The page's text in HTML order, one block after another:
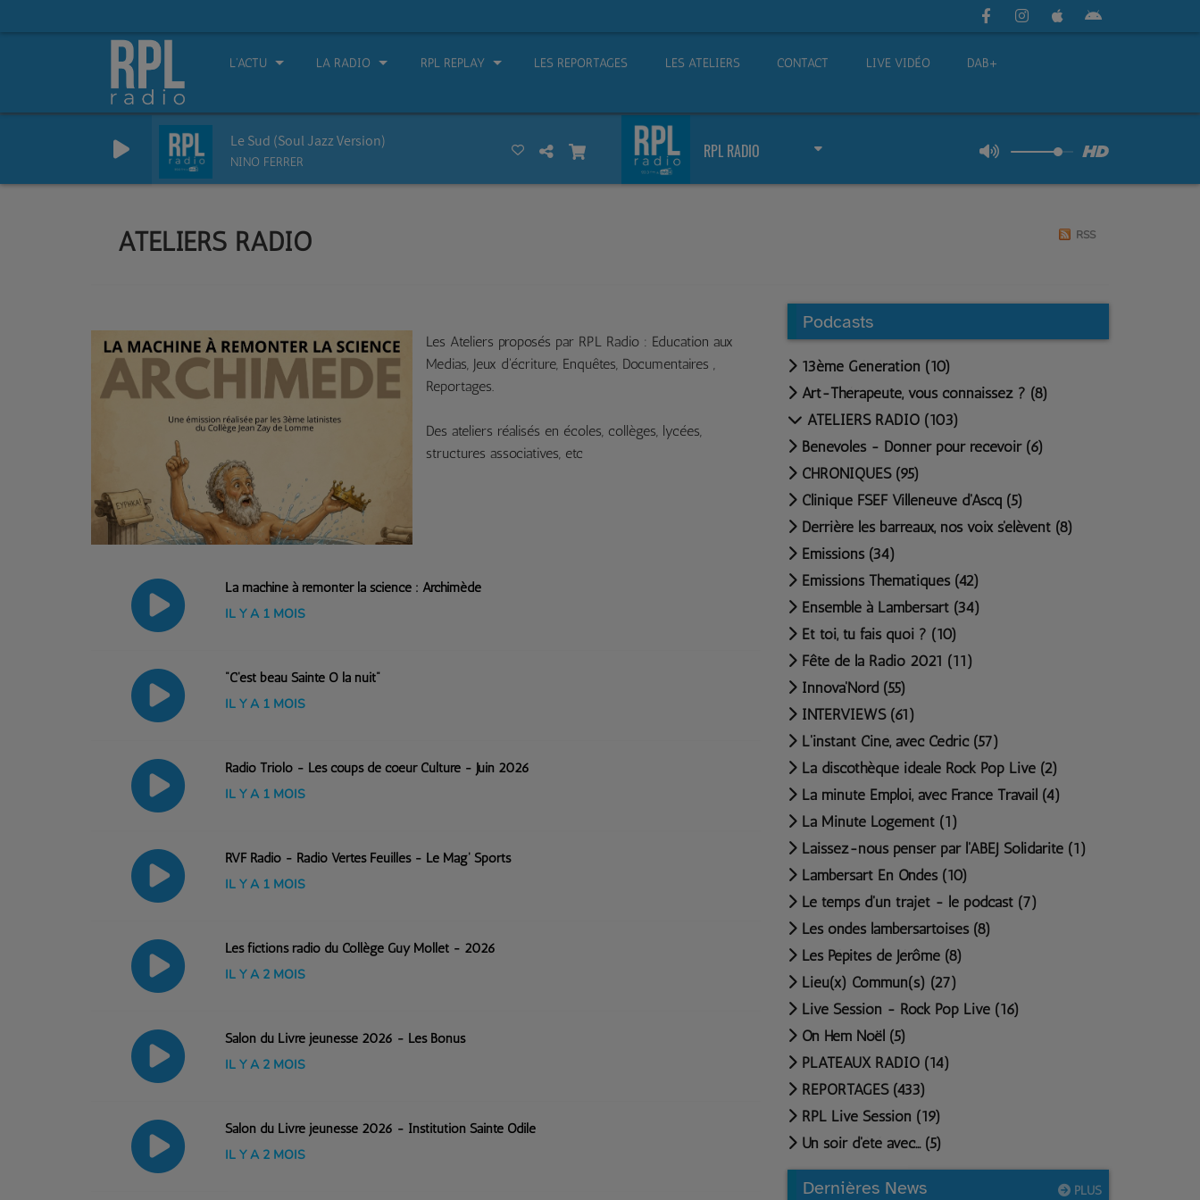
L'ACTU LA RADIO RPL REPLAY LES REPORTAGES LES ATELIERS CONTACT LIVE VIDÉO DAB+
Le Sud (Soul Jazz Version)
NINO FERRER RPL RADIO
ATELIERS RADIO RSS
Les Ateliers proposés par RPL Radio : Education aux
Medias, Jeux d'écriture, Enquêtes, Documentaires ,
Reportages.
Des ateliers réalisés en écoles, collèges, lycées,
structures associatives, etc
La machine à remonter la science : Archimède
IL Y A 1 MOIS
"C'est beau Sainte O la nuit"
IL Y A 1 MOIS
Radio Triolo - Les coups de coeur Culture - Juin 2026
IL Y A 1 MOIS
RVF Radio - Radio Vertes Feuilles - Le Mag' Sports
IL Y A 1 MOIS
Les fictions radio du Collège Guy Mollet - 2026
IL Y A 2 MOIS
Salon du Livre jeunesse 2026 - Les Bonus
IL Y A 2 MOIS
Salon du Livre jeunesse 2026 - Institution Sainte Odile
IL Y A 2 MOIS
Podcasts
13ème Génération (10)
Art-Thérapeute, vous connaissez ? (8)
ATELIERS RADIO (103)
Bénévoles - Donner pour recevoir (6)
CHRONIQUES (95)
Clinique FSEF Villeneuve d'Ascq (5)
Derrière les barreaux, nos voix s'élèvent (8)
Emissions (34)
Emissions Thématiques (42)
Ensemble à Lambersart (34)
Et toi, tu fais quoi ? (10)
Fête de la Radio 2021 (11)
Innova'Nord (55)
INTERVIEWS (61)
L'instant Ciné, avec Cédric (57)
La discothèque idéale Rock Pop Live (2)
La minute Emploi, avec France Travail (4)
La Minute Logement (1)
Laissez-nous penser par l'ABEJ Solidarité (1)
Lambersart En Ondes (10)
Le temps d'un trajet - le podcast (7)
Les ondes lambersartoises (8)
Les Pépites de Jérôme (8)
Lieu(x) Commun(s) (27)
Live Session - Rock Pop Live (16)
On Hem Noël (5)
PLATEAUX RADIO (14)
REPORTAGES (433)
RPL Live Session (19)
Un soir d'été avec... (5)
PLUS
Dernières News